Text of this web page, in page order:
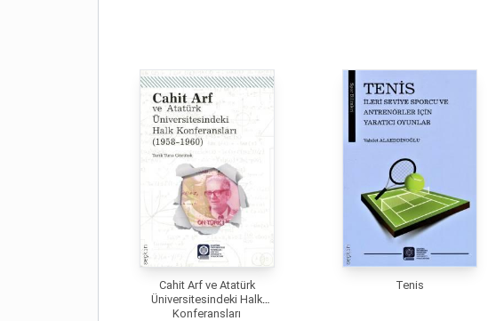
Cahit Arf ve Atatürk
Üniversitesindeki Halk
Konferansları
Tenis